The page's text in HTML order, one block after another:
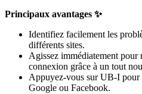
Principaux avantages ✨
Identifiez facilement les
différents sites.
Agissez immédiatement pour
connexion grâce à un tout
Appuyez-vous sur UB-I pour
Google ou Facebook.